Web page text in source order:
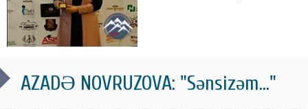
AZADƏ NOVRUZOVA: "Sənsizəm..."